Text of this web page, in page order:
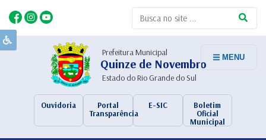
Prefeitura Municipal
Quinze de Novembro
Estado do Rio Grande do Sul
Ouvidoria
Portal
Transparência
E-SIC
Boletim
Oficial
Municipal
MENU